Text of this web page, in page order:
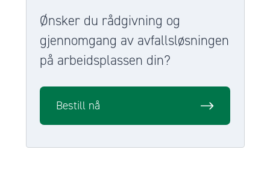
Ønsker du rådgivning og
gjennomgang av avfallsløsningen
på arbeidsplassen din?
Bestill nå